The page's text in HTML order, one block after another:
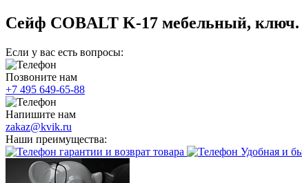
Сейф COBALT K-17 мебельный, ключ.
Если у вас есть вопросы:
Позвоните нам
+7 495 649-65-88
Напишите нам
zakaz@kvik.ru
Наши преимущества:
гарантии и возврат товара
Удобная и